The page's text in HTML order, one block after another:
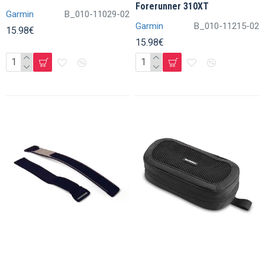
Garmin B_010-11029-02
15.98€ Garmin B_010-11215-02
Forerunner 310XT
15.98€